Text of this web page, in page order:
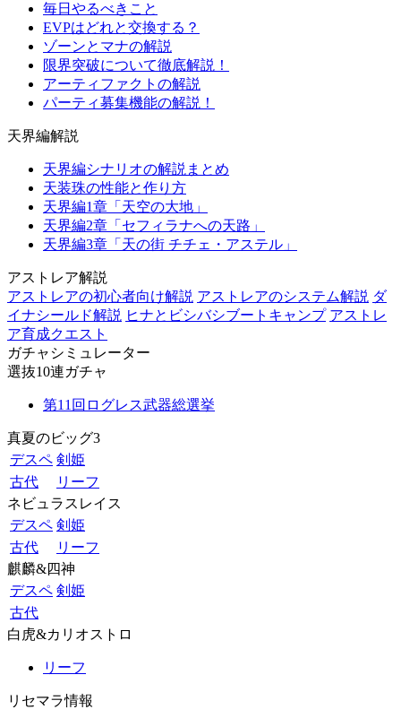
毎日やるべきこと
EVPはどれと交換する？
ゾーンとマナの解説
限界突破について徹底解説！
アーティファクトの解説
パーティ募集機能の解説！
天界編解説
天界編シナリオの解説まとめ
天装珠の性能と作り方
天界編1章「天空の大地」
天界編2章「セフィラナへの天路」
天界編3章「天の街 チチェ・アステル」
アストレア解説
アストレアの初心者向け解説 アストレアのシステム解説 ダ
イナシールド解説 ヒナとビシバシブートキャンプ アストレ
ア育成クエスト
ガチャシミュレーター
選抜10連ガチャ
第11回ログレス武器総選挙
真夏のビッグ3
デスペ 剣姫
古代
リーフ
ネビュラスレイス
デスペ 剣姫
古代
リーフ
麒麟&四神
デスペ 剣姫
古代
白虎&カリオストロ
リーフ
リセマラ情報